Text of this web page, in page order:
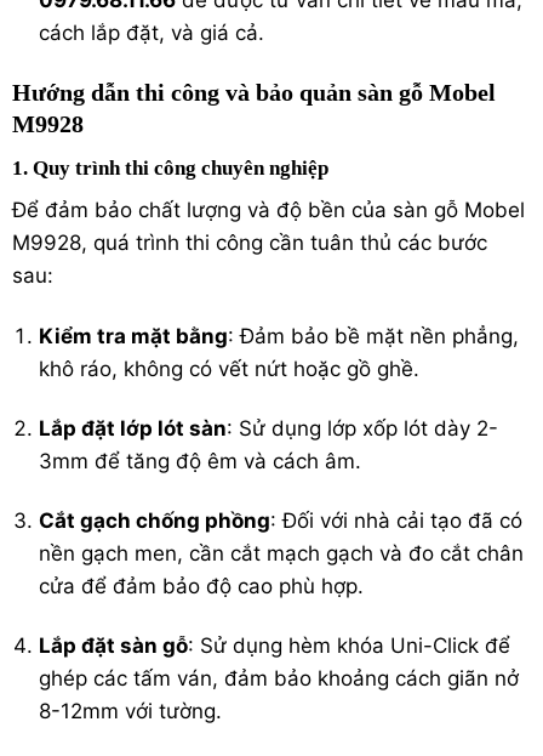
cách lắp đặt, và giá cả.
Hướng dẫn thi công và bảo quản sàn gỗ Mobel
M9928
1. Quy trình thi công chuyên nghiệp
Để đảm bảo chất lượng và độ bền của sàn gỗ Mobel
M9928, quá trình thi công cần tuân thủ các bước
sau:
Kiểm tra mặt bằng: Đảm bảo bề mặt nền phẳng,
khô ráo, không có vết nứt hoặc gồ ghề.
Lắp đặt lớp lót sàn: Sử dụng lớp xốp lót dày 2-
3mm để tăng độ êm và cách âm.
Cắt gạch chống phồng: Đối với nhà cải tạo đã có
nền gạch men, cần cắt mạch gạch và đo cắt chân
cửa để đảm bảo độ cao phù hợp.
Lắp đặt sàn gỗ: Sử dụng hèm khóa Uni-Click để
ghép các tấm ván, đảm bảo khoảng cách giãn nở
8-12mm với tường.